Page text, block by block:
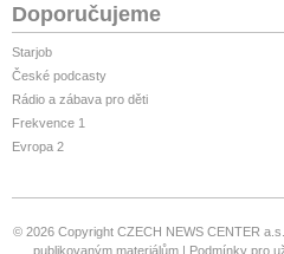
Doporučujeme
Starjob
České podcasty
Rádio a zábava pro děti
Frekvence 1
Evropa 2
© 2026 Copyright CZECH NEWS CENTER
publikovaným materiálům
Podmínky pro